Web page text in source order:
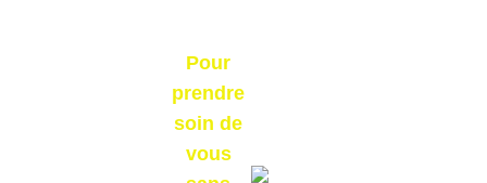
Pour
prendre
soin de
vous